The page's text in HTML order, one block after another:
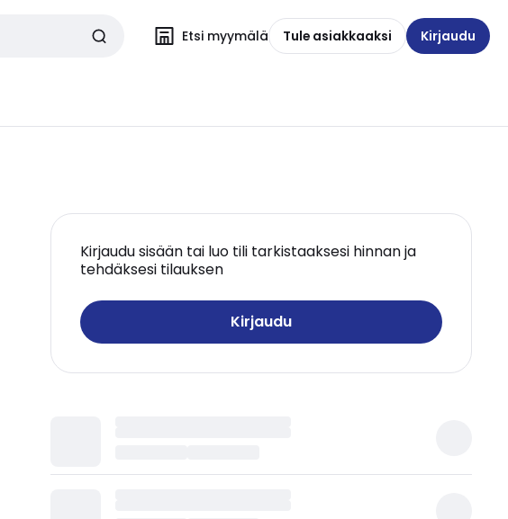
Etsi myymälä Tule asiakkaaksi Kirjaudu
Kirjaudu sisään tai luo tili tarkistaaksesi hinnan ja
tehdäksesi tilauksen
Kirjaudu